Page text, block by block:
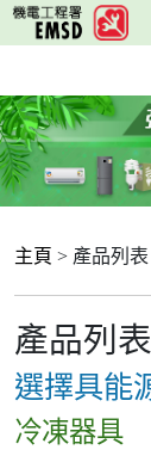
跳
至
要
內
容
主頁 > 產品列
產品列表
選擇具能
冷凍器具